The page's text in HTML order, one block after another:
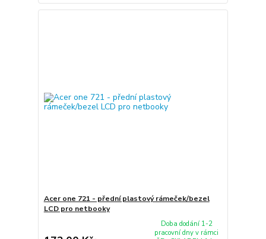
Acer one 721 - přední plastový rámeček/bezel
LCD pro netbooky
Doba dodání 1-2
pracovní dny v rámci